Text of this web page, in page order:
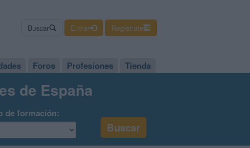
Buscar Entrar Regístrate
Foros Profesiones Tienda
de España
de formación: